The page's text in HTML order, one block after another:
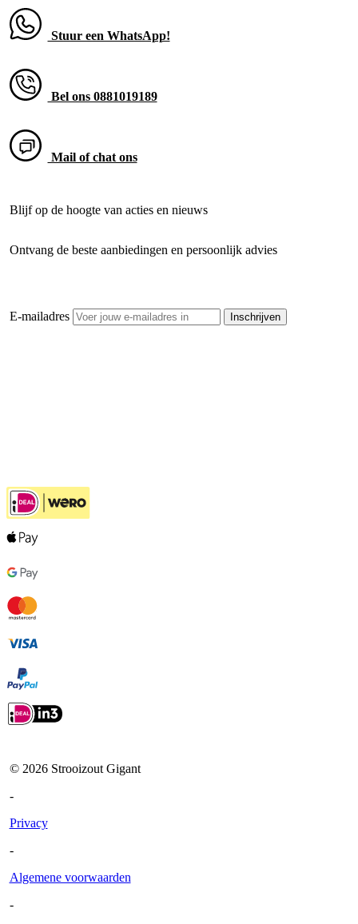
Stuur een WhatsApp!
Bel ons 0881019189
Mail of chat ons
Blijf op de hoogte van acties en nieuws
Ontvang de beste aanbiedingen en persoonlijk advies
E-mailadres Inschrijven
© 2026Strooizout Gigant
-
Privacy
-
Algemene voorwaarden
-